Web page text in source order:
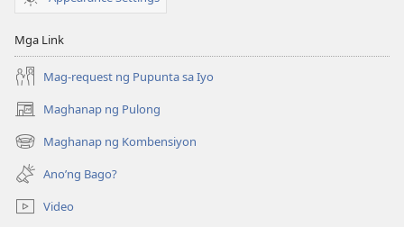
Mga Link
Mag-request ng Pupunta sa Iyo
Maghanap ng Pulong
(may
bubukas
na
bagong
window)
Maghanap ng Kombensiyon
(may
bubukas
na
bagong
window)
Ano’ng Bago?
Video